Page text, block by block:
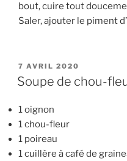
bout, cuire tout
Saler, ajouter le piment
PUBLIÉ
LE
7 AVRIL 2020
Soupe de chou-
1 oignon
1 chou-fleur
1 poireau
1 cuillère à café de